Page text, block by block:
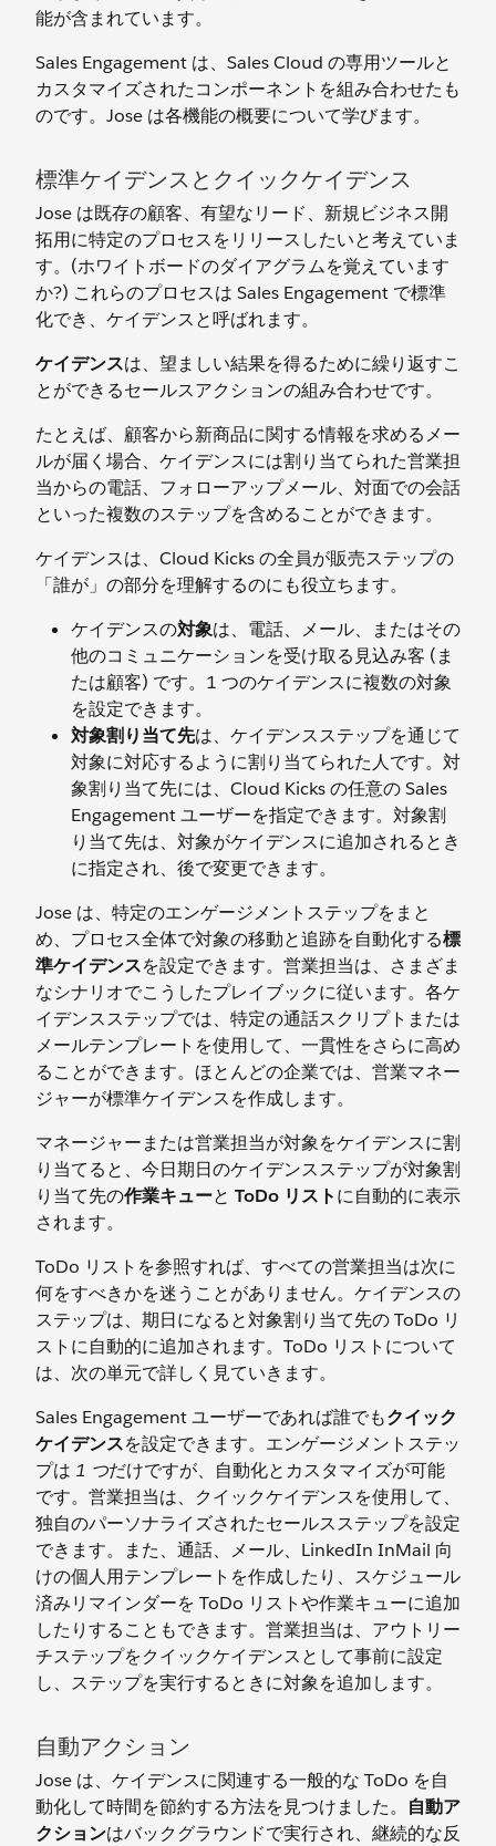
能が含まれています。
Sales Engagement は、Sales Cloud の専用ツールと
カスタマイズされたコンポーネントを組み合わせたも
のです。Jose は各機能の概要について学びます。
標準ケイデンスとクイックケイデンス
Jose は既存の顧客、有望なリード、新規ビジネス開
拓用に特定のプロセスをリリースしたいと考えていま
す。(ホワイトボードのダイアグラムを覚えています
か?) これらのプロセスは Sales Engagement で標準
化でき、ケイデンスと呼ばれます。
ケイデンスは、望ましい結果を得るために繰り返すこ
とができるセールスアクションの組み合わせです。
たとえば、顧客から新商品に関する情報を求めるメー
ルが届く場合、ケイデンスには割り当てられた営業担
当からの電話、フォローアップメール、対面での会話
といった複数のステップを含めることができます。
ケイデンスは、Cloud Kicks の全員が販売ステップの
「誰が」の部分を理解するのにも役立ちます。
ケイデンスの対象は、電話、メール、またはその
他のコミュニケーションを受け取る見込み客 (ま
たは顧客) です。1 つのケイデンスに複数の対象
を設定できます。
対象割り当て先は、ケイデンスステップを通じて
対象に対応するように割り当てられた人です。対
象割り当て先には、Cloud Kicks の任意の Sales
Engagement ユーザーを指定できます。対象割
り当て先は、対象がケイデンスに追加されるとき
に指定され、後で変更できます。
Jose は、特定のエンゲージメントステップをまと
め、プロセス全体で対象の移動と追跡を自動化する標
準ケイデンスを設定できます。営業担当は、さまざま
なシナリオでこうしたプレイブックに従います。各ケ
イデンスステップでは、特定の通話スクリプトまたは
メールテンプレートを使用して、一貫性をさらに高め
ることができます。ほとんどの企業では、営業マネー
ジャーが標準ケイデンスを作成します。
マネージャーまたは営業担当が対象をケイデンスに割
り当てると、今日期日のケイデンスステップが対象割
り当て先の作業キューと ToDo リストに自動的に表示
されます。
ToDo リストを参照すれば、すべての営業担当は次に
何をすべきかを迷うことがありません。ケイデンスの
ステップは、期日になると対象割り当て先の ToDo リ
ストに自動的に追加されます。ToDo リストについて
は、次の単元で詳しく見ていきます。
Sales Engagement ユーザーであれば誰でもクイック
ケイデンスを設定できます。エンゲージメントステッ
プは 1 つだけですが、自動化とカスタマイズが可能
です。営業担当は、クイックケイデンスを使用して、
独自のパーソナライズされたセールスステップを設定
できます。また、通話、メール、LinkedIn InMail 向
けの個人用テンプレートを作成したり、スケジュール
済みリマインダーを ToDo リストや作業キューに追加
したりすることもできます。営業担当は、アウトリー
チステップをクイックケイデンスとして事前に設定
し、ステップを実行するときに対象を追加します。
自動アクション
Jose は、ケイデンスに関連する一般的な ToDo を自
動化して時間を節約する方法を見つけました。 自動ア
クションはバックグラウンドで実行され、継続的な反